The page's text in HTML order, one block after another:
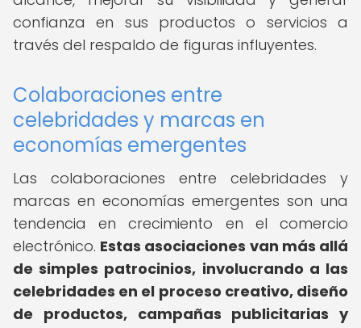
confianza en sus productos o servicios a
través del respaldo de figuras influyentes.
Colaboraciones entre
celebridades y marcas en
economías emergentes
Las colaboraciones entre celebridades y
marcas en economías emergentes son una
tendencia en crecimiento en el comercio
electrónico. Estas asociaciones van más allá
de simples patrocinios, involucrando a las
celebridades en el proceso creativo, diseño
de productos, campañas publicitarias y